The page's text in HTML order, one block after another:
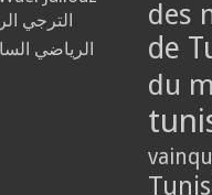
الترجي
الرياضي
des
de
du